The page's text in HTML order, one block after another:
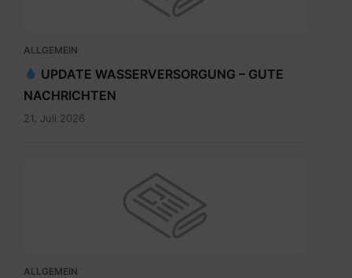
ALLGEMEIN
UPDATE WASSERVERSORGUNG – GUTE
NACHRICHTEN
21. Juli 2026
ALLGEMEIN